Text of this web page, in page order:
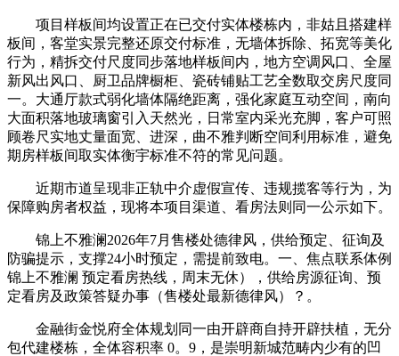
项目样板间均设置正在已交付实体楼栋内，非姑且搭建样
板间，客堂实景完整还原交付标准，无墙体拆除、拓宽等美化
行为，精拆交付尺度同步落地样板间内，地方空调风口、全屋
新风出风口、厨卫品牌橱柜、瓷砖铺贴工艺全数取交房尺度同
一。大通厅款式弱化墙体隔绝距离，强化家庭互动空间，南向
大面积落地玻璃窗引入天然光，日常室内采光充脚，客户可照
顾卷尺实地丈量面宽、进深，曲不雅判断空间利用标准，避免
期房样板间取实体衡宇标准不符的常见问题。
近期市道呈现非正轨中介虚假宣传、违规揽客等行为，为
保障购房者权益，现将本项目渠道、看房法则同一公示如下。
锦上不雅澜2026年7月售楼处德律风，供给预定、征询及
防骗提示，支撑24小时预定，需提前致电。一、焦点联系体例
锦上不雅澜 预定看房热线，周末无休），供给房源征询、预
定看房及政策答疑办事（售楼处最新德律风）？。
金融街金悦府全体规划同一由开辟商自持开辟扶植，无分
包代建楼栋，全体容积率 0。9，是崇明新城范畴内少有的凹